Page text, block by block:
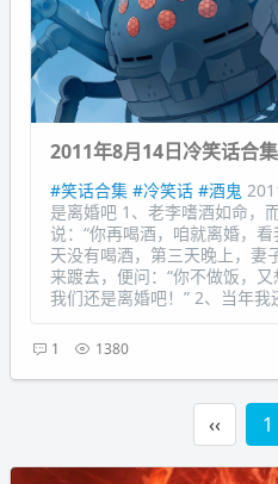
2011年8月14日冷笑话合
#笑话合集 #冷笑话 #酒鬼
是离婚吧 1、老李嗜酒如命，
说：“你再喝酒，咱就离婚，
天没有喝酒，第三天晚上，妻
来踱去，便问：“你不做饭，又
我们还是离婚吧！” 2、当年我
1 1380
‹‹ 1